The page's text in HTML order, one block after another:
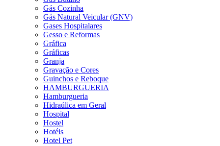
Gás Cozinha
Gás Natural Veicular (GNV)
Gases Hospitalares
Gesso e Reformas
Gráfica
Gráficas
Granja
Gravação e Cores
Guinchos e Reboque
HAMBURGUERIA
Hamburgueria
Hidraúlica em Geral
Hospital
Hostel
Hotéis
Hotel Pet